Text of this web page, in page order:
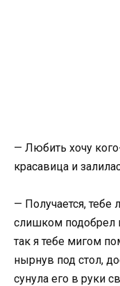
— Любить хочу
красавица и
— Получается,
слишком подобрел
так я тебе мигом
нырнув под стол,
сунула его в руки